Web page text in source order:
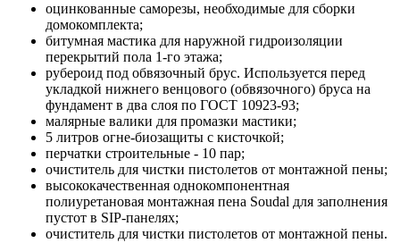
оцинкованные саморезы, необходимые для сборки
домокомплекта;
битумная мастика для наружной гидроизоляции
перекрытий пола 1-го этажа;
рубероид под обвязочный брус. Используется перед
укладкой нижнего венцового (обвязочного) бруса на
фундамент в два слоя по ГОСТ 10923-93;
малярные валики для промазки мастики;
5 литров огне-биозащиты с кисточкой;
перчатки строительные - 10 пар;
очиститель для чистки пистолетов от монтажной пены;
высококачественная однокомпонентная
полиуретановая монтажная пена Soudal для заполнения
пустот в SIP-панелях;
очиститель для чистки пистолетов от монтажной пены.